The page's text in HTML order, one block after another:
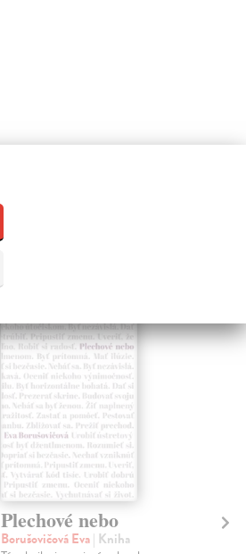
Plechové nebo
Borušovičová Eva| Kniha